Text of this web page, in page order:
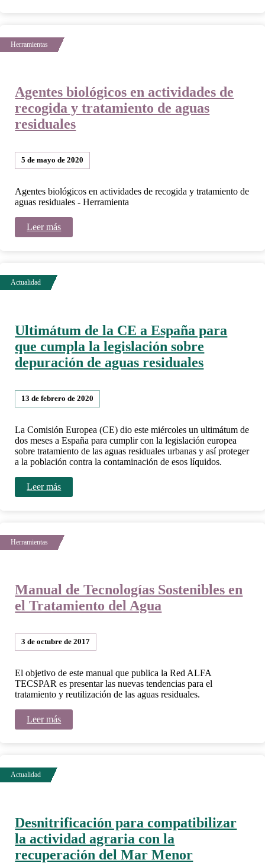
Agentes biológicos en actividades de
recogida y tratamiento de aguas
residuales
5 de mayo de 2020
Agentes biológicos en actividades de recogida y tratamiento de
aguas residuales - Herramienta
Leer más
Ultimátum de la CE a España para
que cumpla la legislación sobre
depuración de aguas residuales
13 de febrero de 2020
La Comisión Europea (CE) dio este miércoles un ultimátum de
dos meses a España para cumplir con la legislación europea
sobre tratamiento de las aguas residuales urbanas y así proteger
a la población contra la contaminación de esos líquidos.
Leer más
Manual de Tecnologías Sostenibles en
el Tratamiento del Agua
3 de octubre de 2017
El objetivo de este manual que publica la Red ALFA
TECSPAR es presentar las nuevas tendencias para el
tratamiento y reutilización de las aguas residuales.
Leer más
Desnitrificación para compatibilizar
la actividad agraria con la
recuperación del Mar Menor